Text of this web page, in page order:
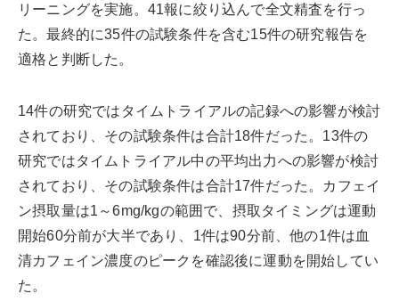
リーニングを実施。41報に絞り込んで全文精査を行っ
た。最終的に35件の試験条件を含む15件の研究報告を
適格と判断した。
14件の研究ではタイムトライアルの記録への影響が検討
されており、その試験条件は合計18件だった。13件の
研究ではタイムトライアル中の平均出力への影響が検討
されており、その試験条件は合計17件だった。カフェイ
ン摂取量は1～6mg/kgの範囲で、摂取タイミングは運動
開始60分前が大半であり、1件は90分前、他の1件は血
清カフェイン濃度のピークを確認後に運動を開始してい
た。